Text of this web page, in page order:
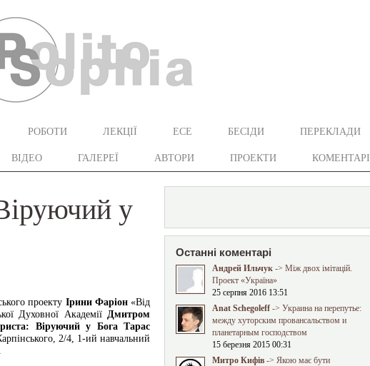
РОБОТИ ЛЕКЦІЇ ЕСЕ БЕСІДИ ПЕРЕКЛАДИ
ВІДЕО ГАЛЕРЕЇ АВТОРИ ПРОЕКТИ КОМЕНТАРІ
у
проекту Ірини Фаріон«Від
Духовної Академії Дмитром
Віруючий у Бога Тарас
2/4, 1-ий навчальний
Останні коментарі
Андрей Ильчук -> Між двох імітацій.
Проект «Україна»
25 серпня 2016 13:51
Anat Schegoleff -> Украина на перепутье:
между хуторским провансальством и
планетарным господством
15 березня 2015 00:31
Митро Кифів -> Якою має бути